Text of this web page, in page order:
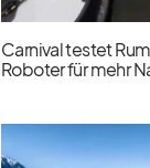
Carnival testet
Roboter für mehr